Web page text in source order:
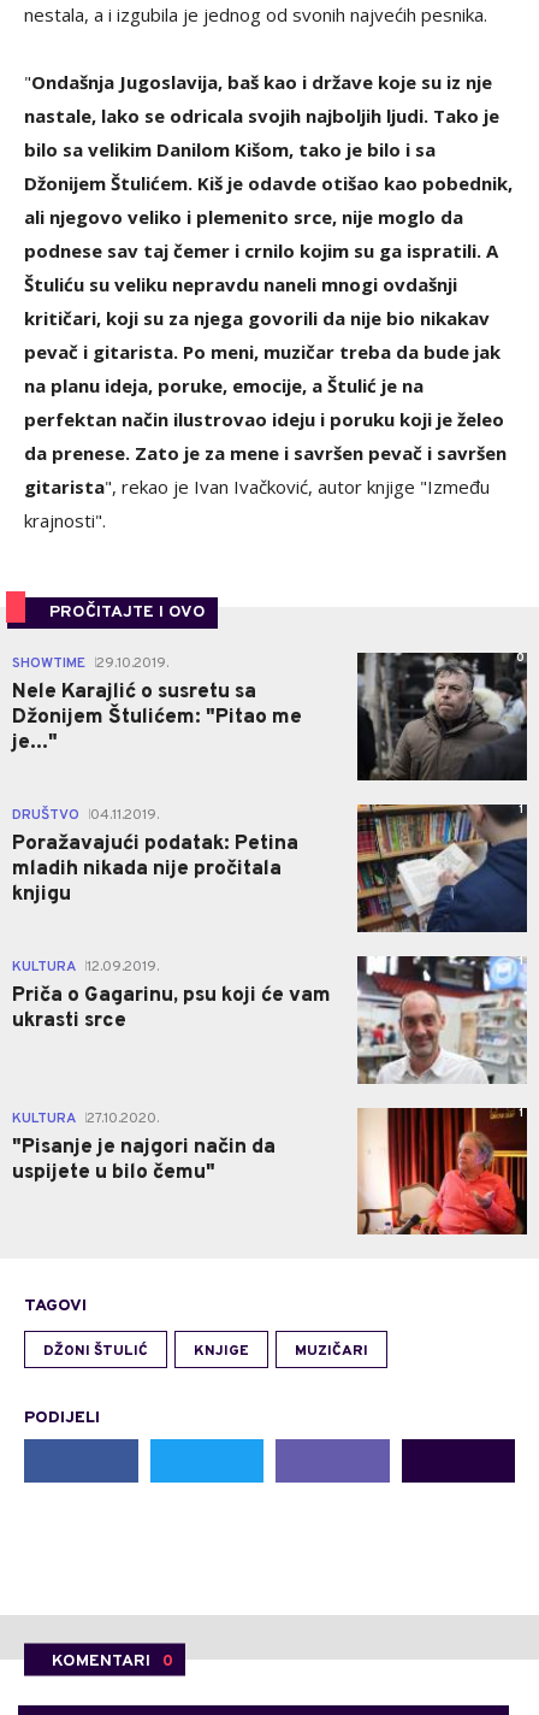
nestala, a i izgubila je jednog od svonih najvećih pesnika.
"Ondašnja Jugoslavija, baš kao i države koje su iz nje
nastale, lako se odricala svojih najboljih ljudi. Tako je
bilo sa velikim Danilom Kišom, tako je bilo i sa
Džonijem Štulićem. Kiš je odavde otišao kao pobednik,
ali njegovo veliko i plemenito srce, nije moglo da
podnese sav taj čemer i crnilo kojim su ga ispratili. A
Štuliću su veliku nepravdu naneli mnogi ovdašnji
kritičari, koji su za njega govorili da nije bio nikakav
pevač i gitarista. Po meni, muzičar treba da bude jak
na planu ideja, poruke, emocije, a Štulić je na
perfektan način ilustrovao ideju i poruku koji je želeo
da prenese. Zato je za mene i savršen pevač i savršen
gitarista", rekao je Ivan Ivačković, autor knjige "Između
krajnosti".
PROČITAJTE I OVO
SHOWTIME 29.10.2019.
Nele Karajlić o susretu sa
Džonijem Štulićem: "Pitao me
je..."
0
DRUŠTVO 04.11.2019.
Poražavajući podatak: Petina
mladih nikada nije pročitala
knjigu
1
KULTURA 12.09.2019.
Priča o Gagarinu, psu koji će vam
ukrasti srce
1
KULTURA 27.10.2020.
"Pisanje je najgori način da
uspijete u bilo čemu"
1
TAGOVI
DŽONI ŠTULIĆ KNJIGE MUZIČARI
PODIJELI
KOMENTARI 0